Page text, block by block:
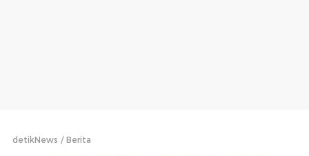
detikNews Berita